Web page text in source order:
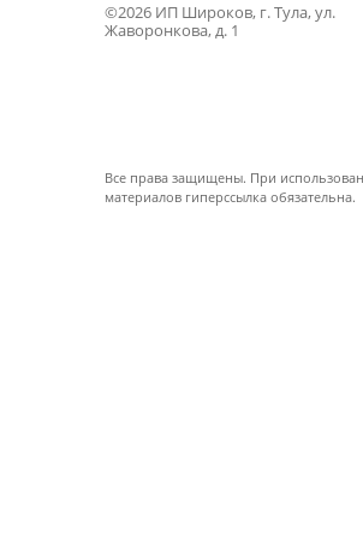
©2026 ИП Широков, г. Тула, ул.
Жаворонкова, д. 1
Все права защищены. При
материалов гиперссылка обязательна.